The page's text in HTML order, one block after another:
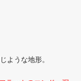
ような地形。